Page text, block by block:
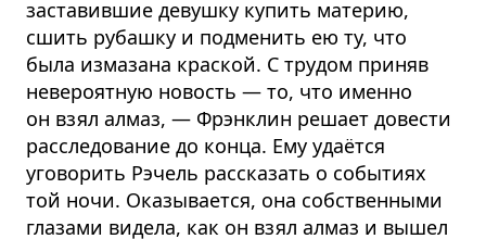
заставившие девушку купить материю,
сшить рубашку и подменить ею ту, что
была измазана краской. С трудом приняв
невероятную новость — то, что именно
он взял алмаз, — Фрэнклин решает довести
расследование до конца. Ему удаётся
уговорить Рэчель рассказать о событиях
той ночи. Оказывается, она собственными
глазами видела, как он взял алмаз и вышел